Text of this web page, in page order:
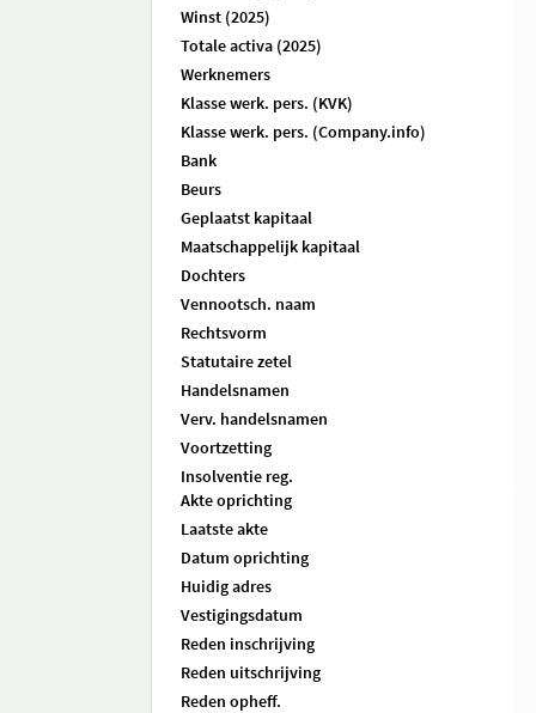
Winst (2025)
Totale activa (2025)
Werknemers
Klasse werk. pers. (KVK)
Klasse werk. pers. (Company.info)
Bank
Beurs
Geplaatst kapitaal
Maatschappelijk kapitaal
Dochters
Vennootsch. naam
Rechtsvorm
Statutaire zetel
Handelsnamen
Verv. handelsnamen
Voortzetting
Insolventie reg.
Akte oprichting
Laatste akte
Datum oprichting
Huidig adres
Vestigingsdatum
Reden inschrijving
Reden uitschrijving
Reden opheff.